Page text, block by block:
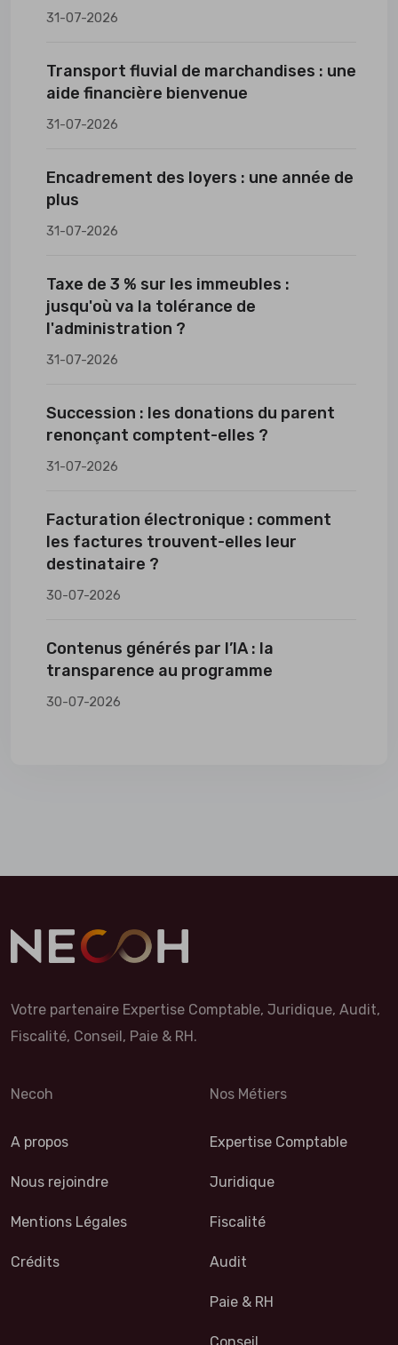
31-07-2026
Transport fluvial de marchandises : une
aide financière bienvenue
31-07-2026
Encadrement des loyers : une année de
plus
31-07-2026
Taxe de 3 % sur les immeubles :
jusqu'où va la tolérance de
l'administration ?
31-07-2026
Succession : les donations du parent
renonçant comptent-elles ?
31-07-2026
Facturation électronique : comment
les factures trouvent-elles leur
destinataire ?
30-07-2026
Contenus générés par l’IA : la
transparence au programme
30-07-2026
Votre partenaire Expertise Comptable, Juridique, Audit,
Fiscalité, Conseil, Paie & RH.
Necoh
A propos
Nous rejoindre
Mentions Légales
Crédits
Nos Métiers
Expertise Comptable
Juridique
Fiscalité
Audit
Paie & RH